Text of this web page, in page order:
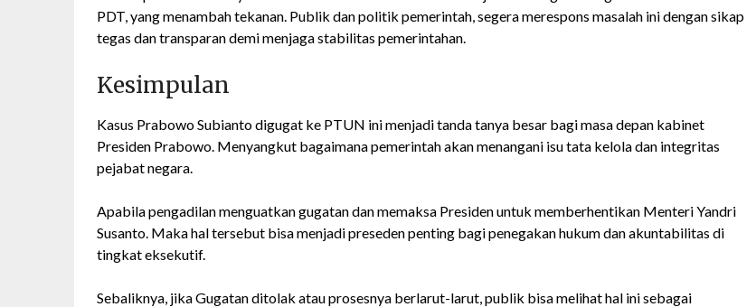
PDT, yang menambah tekanan. Publik dan politik pemerintah, segera merespons masalah ini dengan sikap
tegas dan transparan demi menjaga stabilitas pemerintahan.
Kesimpulan
Kasus Prabowo Subianto digugat ke PTUN ini menjadi tanda tanya besar bagi masa depan kabinet
Presiden Prabowo. Menyangkut bagaimana pemerintah akan menangani isu tata kelola dan integritas
pejabat negara.
Apabila pengadilan menguatkan gugatan dan memaksa Presiden untuk memberhentikan Menteri Yandri
Susanto. Maka hal tersebut bisa menjadi preseden penting bagi penegakan hukum dan akuntabilitas di
tingkat eksekutif.
Sebaliknya, jika Gugatan ditolak atau prosesnya berlarut-larut, publik bisa melihat hal ini sebagai